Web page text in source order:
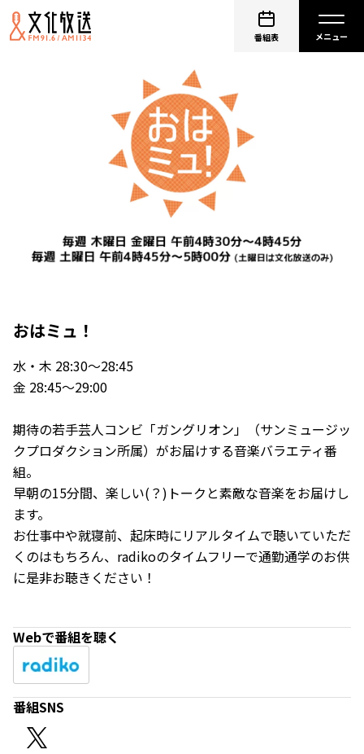
番組表
おはミュ！
水・木 28:30～28:45
金 28:45～29:00
期待の若手芸人コンビ「ガングリオン」（サンミュージッ
クプロダクション所属）がお届けする音楽バラエティ番
組。
早朝の15分間、楽しい(？)トークと素敵な音楽をお届けし
ます。
お仕事中や就寝前、起床時にリアルタイムで聴いていただ
くのはもちろん、radikoのタイムフリーで通勤通学のお供
に是非お聴きください！
Webで番組を聴く
番組SNS